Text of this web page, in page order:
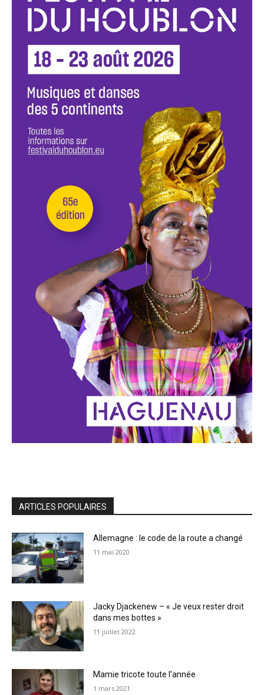
ARTICLES POPULAIRES
Allemagne : le code de la route a changé
11 mai 2020
Jacky Djackenew – « Je veux rester droit
dans mes bottes »
11 juillet 2022
Mamie tricote toute l’année
1 mars 2021